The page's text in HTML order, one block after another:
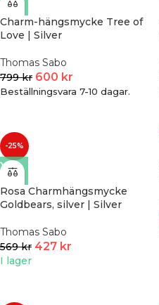
Charm-hängsmycke Tree of
Love | Silver
Thomas Sabo
799kr 600 kr
Beställningsvara 7-10 dagar.
-25%
Rosa Charmhängsmycke
Goldbears, silver | Silver
Thomas Sabo
569kr 427 kr
I lager